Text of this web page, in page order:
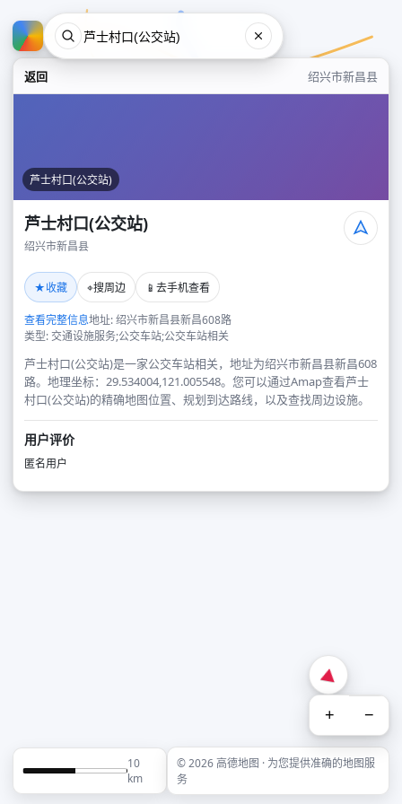
返回 绍兴市新昌县
芦士村口(公交站)
芦士村口(公交站)
绍兴市新昌县
★收藏 ⌖搜周边 📱 去手机查看
查看完整信息地址: 绍兴市新昌县新昌608路
类型: 交通设施服务;公交车站;公交车站相关
芦士村口(公交站)是一家公交车站相关，地址为绍兴市新昌县新昌608
路。地理坐标：29.534004,121.005548。您可以通过Amap查看芦士
村口(公交站)的精确地图位置、规划到达路线，以及查找周边设施。
用户评价
匿名用户
+ −
10
km
© 2026 高德地图 · 为您提供准确的地图服
务